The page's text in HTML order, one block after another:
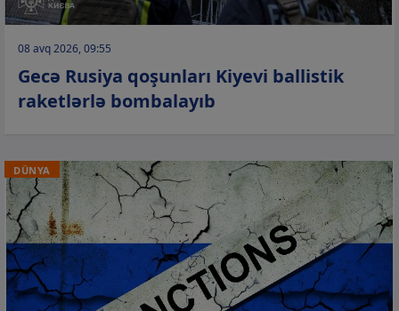
08 avq 2026, 09:55
Gecə Rusiya qoşunları Kiyevi ballistik
raketlərlə bombalayıb
DÜNYA